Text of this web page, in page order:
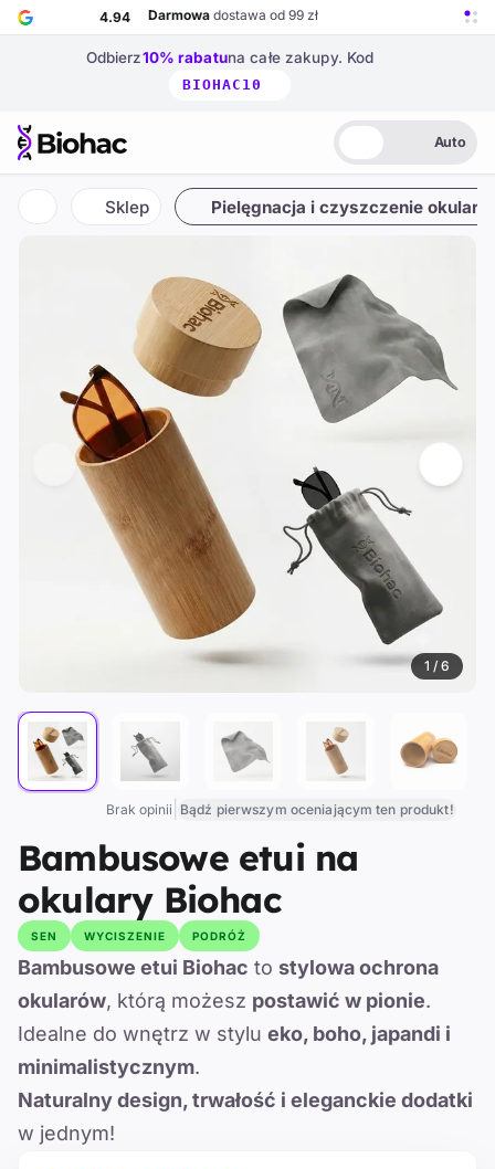
Przejdź do głównej treści
4.94 Darmowa dostawa od 99 zł
Odbierz10% rabatuna całe zakupy. Kod
BIOHAC10
Biohac – strona główna Ciemny
Auto
Auto
Strona główna
Sklep Pielęgnacja i czyszczenie
1 / 6
Brak opinii Bądź pierwszym oceniającym ten produkt!
Bambusowe etui na
okulary Biohac
SEN WYCISZENIE PODRÓŻ
Bambusowe etui Biohac to stylowa ochrona
okularów, którą możesz postawić w pionie.
Idealne do wnętrz w stylu eko, boho, japandi i
minimalistycznym.
Naturalny design, trwałość i eleganckie dodatki
w jednym!